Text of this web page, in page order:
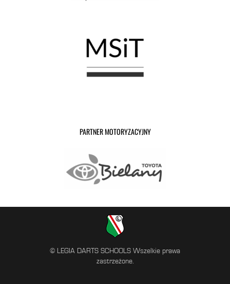
PARTNER MOTORYZACYJNY
© LEGIA DARTS SCHOOLS Wszelkie prawa
zastrzeżone.